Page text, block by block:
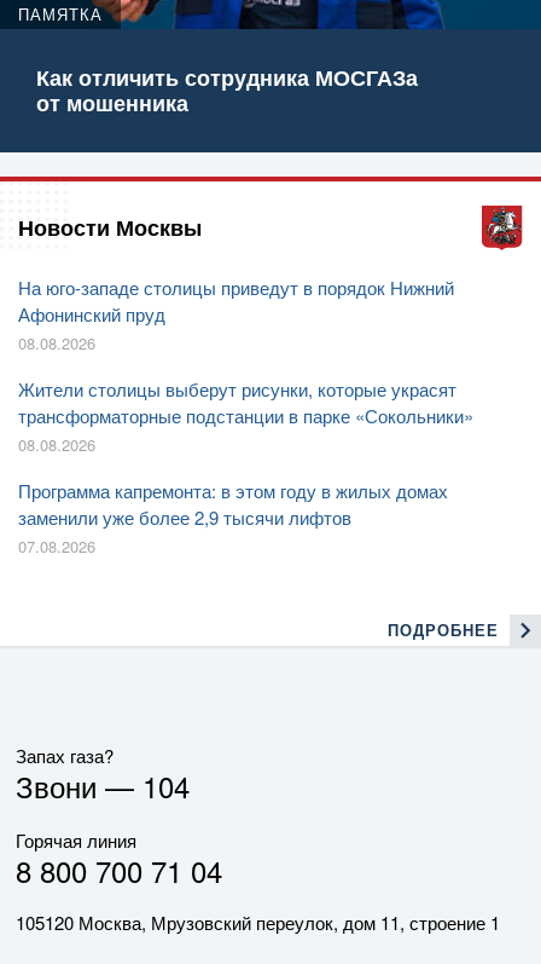
ПАМЯТКА
Как отличить сотрудника МОСГАЗа
от мошенника
Новости Москвы
На юго-западе столицы приведут в порядок Нижний
Афонинский пруд
08.08.2026
Жители столицы выберут рисунки, которые украсят
трансформаторные подстанции в парке «Сокольники»
08.08.2026
Программа капремонта: в этом году в жилых домах
заменили уже более 2,9 тысячи лифтов
07.08.2026
ПОДРОБНЕЕ
Запах газа?
Звони — 104
Горячая линия
8 800 700 71 04
105120 Москва, Мрузовский переулок, дом 11, строение 1